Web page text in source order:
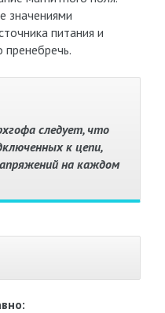
значениями
питания и
пренебречь.
следует, что
к цепи,
на каждом